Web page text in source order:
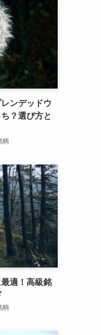
ンデッドウ
？選び方と
柄
最適！高級銘
柄